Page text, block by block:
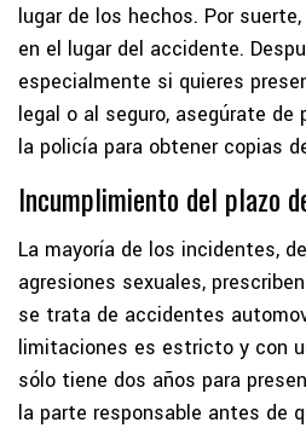
lugar de los hechos. Por
en el lugar del accidente.
especialmente si quieres
legal o al seguro, asegúrate
la policía para obtener copias
Incumplimiento del plazo
La mayoría de los incidentes,
agresiones sexuales,
se trata de accidentes
limitaciones es estricto y con
sólo tiene dos años para
la parte responsable antes de